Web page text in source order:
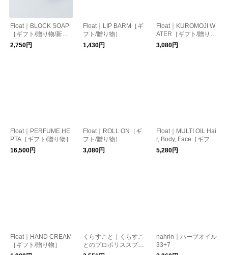
Float｜BLOCK SOAP
［ギフト/贈り物/新生
活］
2,750円
Float｜LIP BARM［ギ
フト/贈り物］
1,430円
Float｜KUROMOJI W
ATER［ギフト/贈り
物］
3,080円
Float｜PERFUME HE
PTA［ギフト/贈り物］
16,500円
Float｜ROLL ON［ギ
フト/贈り物］
3,080円
Float｜MULTI OIL Hai
r, Body, Face［ギフト/
贈り物］
5,280円
Float｜HAND CREAM
［ギフト/贈り物］
くらすこと｜くらすこ
とのプロポリススプレ
ー［ギフト/贈り物］
nahrin｜ハーブオイル
33+7